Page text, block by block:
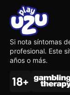
Si nota síntomas
profesional. Este
años o más.